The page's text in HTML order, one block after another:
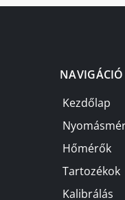
NAVIGÁCIÓ
Kezdőlap
Hőmérők
Tartozékok
Kalibrálás